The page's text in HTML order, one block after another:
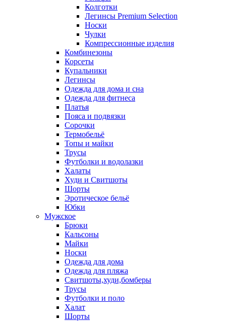
Колготки
Легинсы Premium Selection
Носки
Чулки
Компрессионные изделия
Комбинезоны
Корсеты
Купальники
Легинсы
Одежда для дома и сна
Одежда для фитнеса
Платья
Пояса и подвязки
Сорочки
Термобельё
Топы и майки
Трусы
Футболки и водолазки
Халаты
Худи и Свитшоты
Шорты
Эротическое бельё
Юбки
Мужское
Брюки
Кальсоны
Майки
Носки
Одежда для дома
Одежда для пляжа
Свитшоты,худи,бомберы
Трусы
Футболки и поло
Халат
Шорты